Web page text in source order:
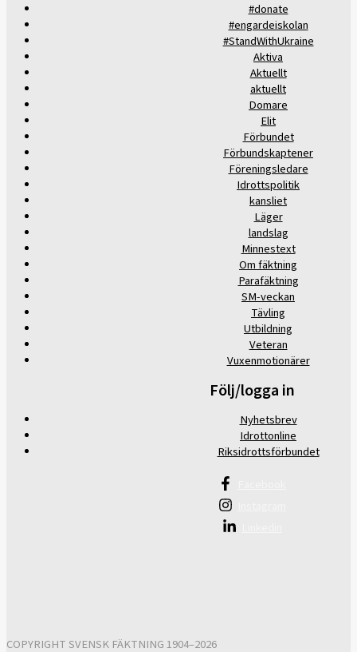
#donate
#engardeiskolan
#StandWithUkraine
Aktiva
Aktuellt
aktuellt
Domare
Elit
Förbundet
Förbundskaptener
Föreningsledare
Idrottspolitik
kansliet
Läger
landslag
Minnestext
Om fäktning
Parafäktning
SM-veckan
Tävling
Utbildning
Veteran
Vuxenmotionärer
Följ/logga in
Nyhetsbrev
Idrottonline
Riksidrottsförbundet
COPYRIGHT SVENSK FÄKTNING 1904–2026